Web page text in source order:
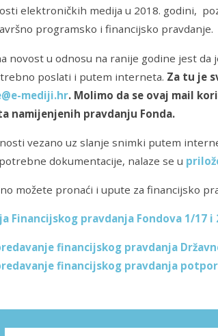
elektroničkih medija u 2018. godini,
programsko i financijsko pravdanje.
novost u odnosu na ranije godine jest
poslati i putem interneta. Za tu je
mediji.hr. Molimo da se ovaj mail
namijenjenih pravdanju Fonda.
vezano uz slanje snimki putem
dokumentacije, nalaze se u
možete pronaći i upute za financijsko
Financijskog pravdanja Fondova 1/17 i
financijskog pravdanja
financijskog pravdanja